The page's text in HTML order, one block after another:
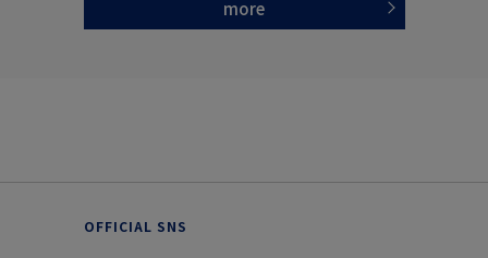
more
OFFICIAL SNS